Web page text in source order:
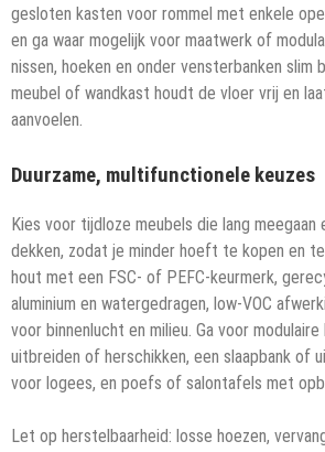
gesloten kasten voor rommel met enkele
en ga waar mogelijk voor maatwerk of
nissen, hoeken en onder vensterbanken slim
meubel of wandkast houdt de vloer vrij en
aanvoelen.
Duurzame, multifunctionele keuzes
Kies voor tijdloze meubels die lang
dekken, zodat je minder hoeft te kopen en
hout met een FSC- of PEFC-keurmerk,
aluminium en watergedragen, low-VOC
voor binnenlucht en milieu. Ga voor
uitbreiden of herschikken, een slaapbank of
voor logees, en poefs of salontafels met
Let op herstelbaarheid: losse hoezen,